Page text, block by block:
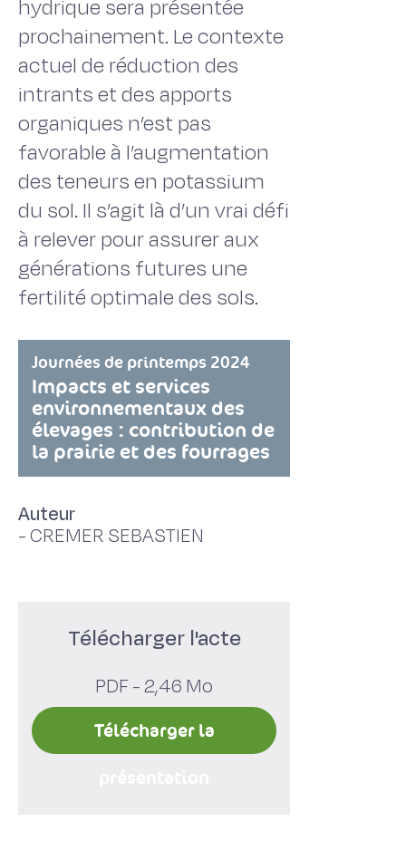
hydrique sera présentée
prochainement. Le contexte
actuel de réduction des
intrants et des apports
organiques n’est pas
favorable à l’augmentation
des teneurs en potassium
du sol. Il s’agit là d’un vrai défi
à relever pour assurer aux
générations futures une
fertilité optimale des sols.
Journées de printemps 2024
Impacts et services
environnementaux des
élevages : contribution de
la prairie et des fourrages
Auteur
-CREMER SEBASTIEN
Télécharger l'acte
PDF - 2,46 Mo
Télécharger la